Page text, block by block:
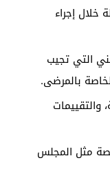
خلال إجراء
التي تجيب
بالمرضى.
مثل المجلس